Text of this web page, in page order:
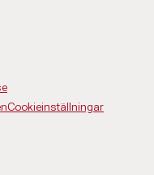
Cookieinställningar